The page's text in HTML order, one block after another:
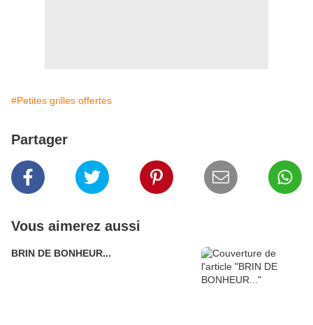
#Petites grilles offertes
Partager
Vous aimerez aussi
BRIN DE BONHEUR...